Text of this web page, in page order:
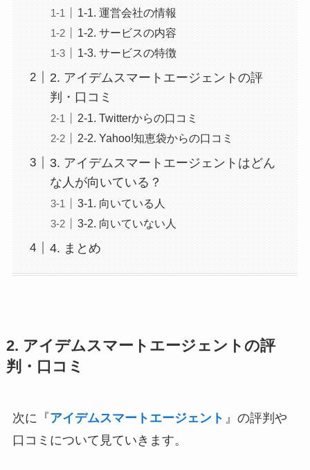
1-1. 運営会社の情報
1-2. サービスの内容
1-3. サービスの特徴
2. アイデムスマートエージェントの評
判・口コミ
2-1. Twitterからの口コミ
2-2. Yahoo!知恵袋からの口コミ
3. アイデムスマートエージェントはどん
な人が向いている？
3-1. 向いている人
3-2. 向いていない人
4. まとめ
2. アイデムスマートエージェントの評
判・口コミ
次に『アイデムスマートエージェント 』の評判や
口コミについて見ていきます。